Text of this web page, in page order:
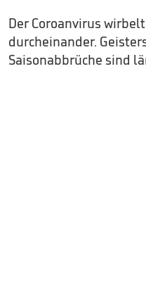
minute,
40
seconds
Der Coroanvirus
durcheinander.
Saisonabbrüche sind